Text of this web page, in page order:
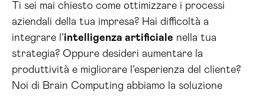
Ti sei mai chiesto come ottimizzare i processi
aziendali della tua impresa? Hai difficoltà a
integrare l’intelligenza artificiale nella tua
strategia? Oppure desideri aumentare la
produttività e migliorare l’esperienza del cliente?
Noi di Brain Computing abbiamo la soluzione